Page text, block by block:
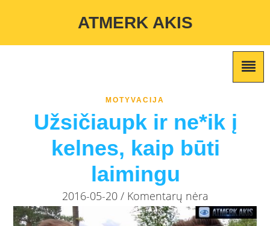
/home/atmerkakis/public_html/wp-content/themes/marketing-
ATMERK AKIS
MOTYVACIJA
Užsičiaupk ir ne*ik į
kelnes, kaip būti
laimingu
2016-05-20 / Komentarų nėra